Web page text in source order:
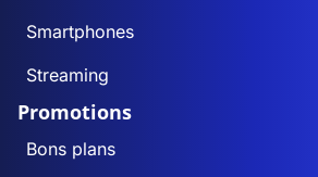
Smartphones
Streaming
Promotions
Bons plans